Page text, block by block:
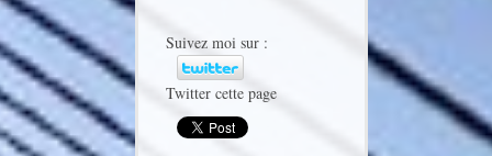
Suivez moi sur :
Twitter cette page